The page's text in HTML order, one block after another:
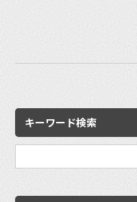
キーワード検索